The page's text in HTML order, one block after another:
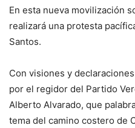
En esta nueva movilización
realizará una protesta
Santos.
Con visiones y
por el regidor del Partido
Alberto Alvarado, que
tema del camino costero de